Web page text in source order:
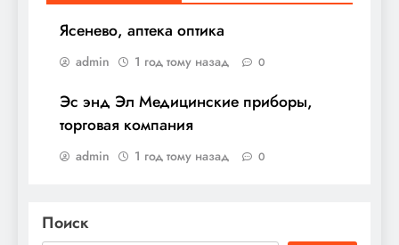
Ясенево, аптека оптика
admin 1 год тому назад 0
Эс энд Эл Медицинские приборы,
торговая компания
admin 1 год тому назад 0
Поиск